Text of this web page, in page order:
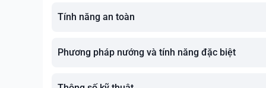
Tính năng an toàn
Phương pháp nướng và tính năng đặc biệt